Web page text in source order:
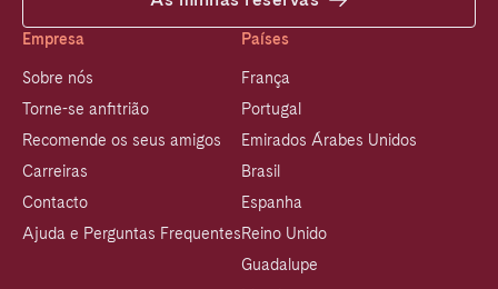
Empresa
Sobre nós
Torne-se anfitrião
Recomende os seus amigos
Carreiras
Contacto
Ajuda e Perguntas Frequentes
Países
França
Portugal
Emirados Árabes Unidos
Brasil
Espanha
Reino Unido
Guadalupe